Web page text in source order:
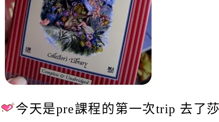
今天是pre課程的第一次trip 去了